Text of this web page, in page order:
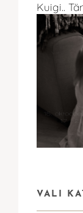
Kuigi..
VALI